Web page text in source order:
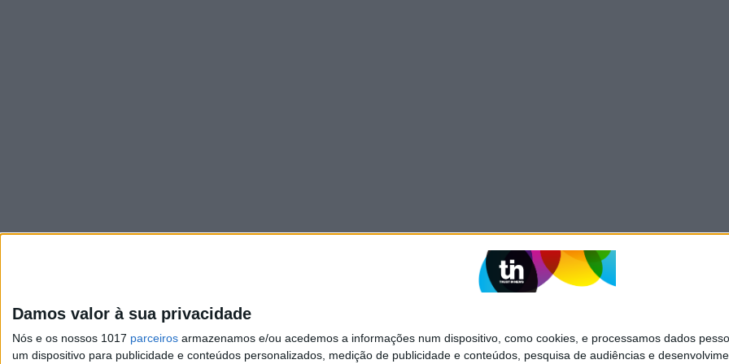
Damos valor à sua privacidade
Nós e os nossos 1017 parceiros armazenamos e/ou acedemos a informações num dispositivo, como cookies, e processamos dados
um dispositivo para publicidade e conteúdos personalizados, medição de publicidade e conteúdos, pesquisa de audiências e